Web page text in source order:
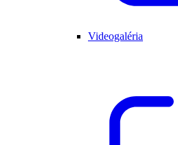
Videogaléria